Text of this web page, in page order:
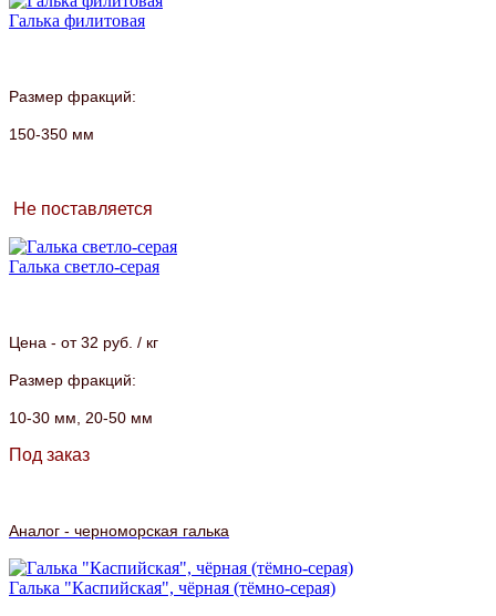
Галька филитовая
Размер фракций:
150-350 мм
Не поставляется
Галька светло-серая
Цена - от 32 руб. / кг
Размер фракций:
10-30 мм, 20-50 мм
Под заказ
Аналог - черноморская галька
Галька "Каспийская", чёрная (тёмно-серая)